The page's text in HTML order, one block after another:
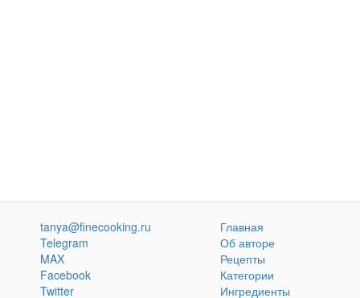
tanya@finecooking.ru
Telegram
MAX
Facebook
Twitter
Главная
Об авторе
Рецепты
Категории
Ингредиенты